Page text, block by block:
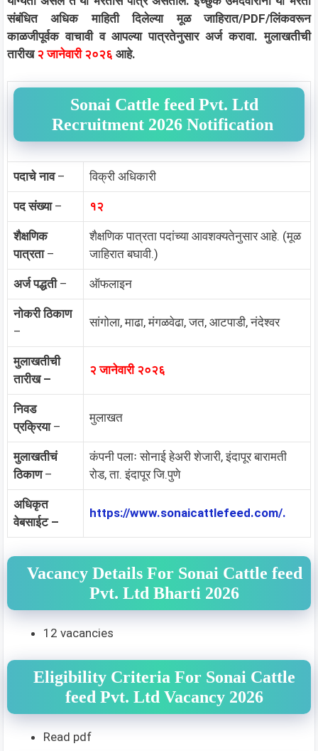
संबंधित अधिक माहिती दिलेल्या मूळ जाहिरात/PDF/लिंकवरून
काळजीपूर्वक वाचावी व आपल्या पात्रतेनुसार अर्ज करावा. मुलाखतीची
तारीख२ जानेवारी २०२६ आहे.
Sonai Cattle feed Pvt. Ltd
Recruitment 2026 Notification
पदाचे नाव– विक्री अधिकारी
पद संख्या– १२
शैक्षणिक
पात्रता–
शैक्षणिक पात्रता पदांच्या आवशक्यतेनुसार आहे. (मूळ
जाहिरात बघावी.)
अर्ज पद्धती– ऑफलाइन
नोकरी ठिकाण
–
सांगोला, माढा, मंगळवेढा, जत, आटपाडी, नंदेश्वर
मुलाखतीची
तारीख –
२ जानेवारी २०२६
निवड
प्रक्रिया–
मुलाखत
मुलाखतीचं
ठिकाण–
कंपनी पलाः सोनाई हेअरी शेजारी, इंदापूर बारामती
रोड, ता. इंदापूर जि.पुणे
अधिकृत
वेबसाईट –
https://www.sonaicattlefeed.com/.
Vacancy Details For Sonai Cattle feed
Pvt. Ltd Bharti 2026
12 vacancies
Eligibility Criteria For Sonai Cattle
feed Pvt. Ltd Vacancy 2026
Read pdf